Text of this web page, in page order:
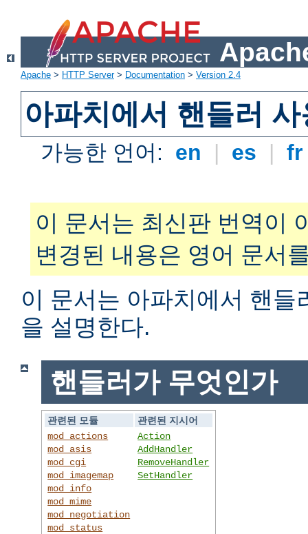
Apache > HTTP Server> Documentation > Version 2.4
아파치에서 핸들러 사
가능한 언어: en | es |
이 문서는 최신판 번역이
변경된 내용은 영어 문서
이 문서는 아파치에서 핸들
을 설명한다.
핸들러가 무엇인가
관련된 모듈
관련된 지시어
mod_actions
mod_asis
mod_cgi
mod_imagemap
mod_info
mod_mime
mod_negotiation
mod_status
Action
AddHandler
RemoveHandler
SetHandler